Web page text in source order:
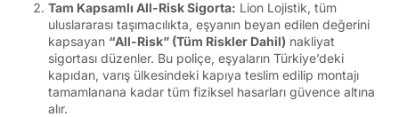
Tam Kapsamlı All-Risk Sigorta: Lion Lojistik, tüm
uluslararası taşımacılıkta, eşyanın beyan edilen değerini
kapsayan “All-Risk” (Tüm Riskler Dahil) nakliyat
sigortası düzenler. Bu poliçe, eşyaların Türkiye’deki
kapıdan, varış ülkesindeki kapıya teslim edilip montajı
tamamlanana kadar tüm fiziksel hasarları güvence altına
alır.